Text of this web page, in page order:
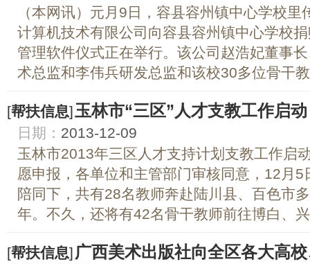
（本网讯）元月9日，容县容州镇中心学校
计算机技术有限公司向容县容州镇中心学校
管理软件仪式正在举行。该公司赵浩妃董事
术总监和李伟兵研发总监和该校30多位骨干
[帮扶信息] 玉林市“三区”人才支教工作启动
日期： 2013-12-09
玉林市2013年三区人才支持计划支教工作启
愿申报，各单位和主管部门审核同意，12月
陪同下，共有28名教师奔赴陆川县、百色市
年。不久，还将有42名骨干教师前往博白、
[帮扶信息] 广西美术出版社向全区各大高